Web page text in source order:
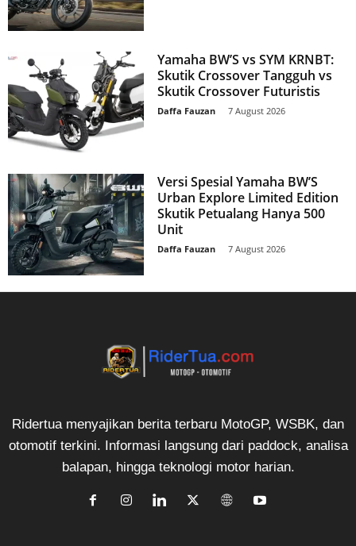
Yamaha BW’S vs SYM KRNBT:
Skutik Crossover Tangguh vs
Skutik Crossover Futuristis
Daffa Fauzan 7 August 2026
Versi Spesial Yamaha BW’S
Urban Explore Limited Edition
Skutik Petualang Hanya 500
Unit
Daffa Fauzan 7 August 2026
Ridertua menyajikan berita terbaru MotoGP, WSBK, dan
otomotif terkini. Informasi langsung dari paddock, analisa
balapan, hingga teknologi motor harian.